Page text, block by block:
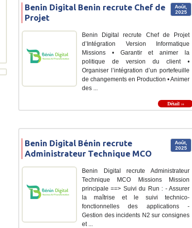
Août,
2025
Benin Digital Benin recrute Chef de
Projet
Benin Digital recrute Chef de Projet
d’Intégration Version Informatique
Missions • Garantir et animer la
politique de version du client •
Organiser l’intégration d’un portefeuille
de changements en Production • Animer
des ...
Détail ››
Août,
2025
Benin Digital Bénin recrute
Administrateur Technique MCO
Benin Digital recrute Administrateur
Technique MCO Missions Mission
principale ==> Suivi du Run : - Assurer
la maîtrise et le suivi technico-
fonctionnelles des applications -
Gestion des incidents N2 sur consignes
et ...